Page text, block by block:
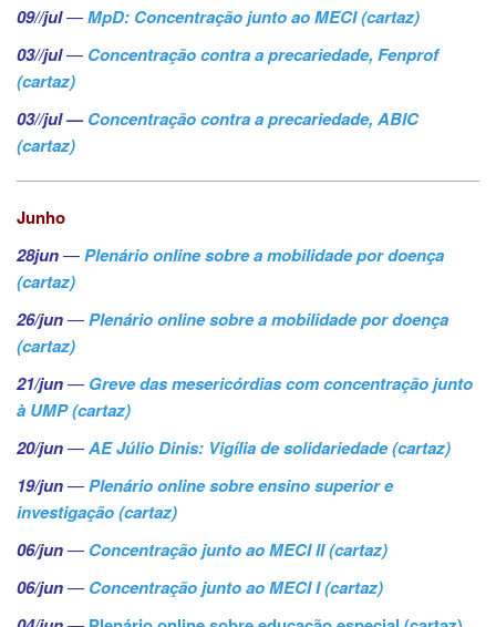
09//jul—MpD: Concentração junto ao MECI (cartaz)
03//jul— Concentração contra a precariedade, Fenprof
(cartaz)
03//jul— Concentração contra a precariedade, ABIC
(cartaz)
Junho
28jun—Plenário online sobre a mobilidade por doença
(cartaz)
26/jun—Plenário online sobre a mobilidade por doença
(cartaz)
21/jun— Greve das mesericórdias com concentração junto
à UMP (cartaz)
20/jun—AE Júlio Dinis: Vigília de solidariedade (cartaz)
19/jun—Plenário online sobre ensino superior e
investigação (cartaz)
06/jun— Concentração junto ao MECI II (cartaz)
06/jun— Concentração junto ao MECI I (cartaz)